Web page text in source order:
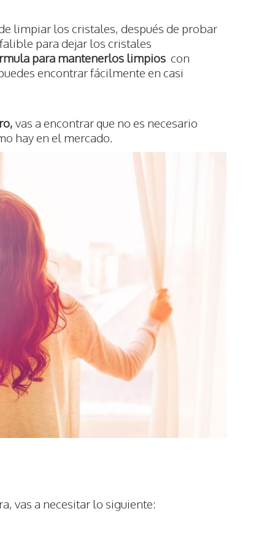
limpiar los cristales, después de probar
para dejar los cristales
para mantenerlos limpios con
encontrar fácilmente en casi
vas a encontrar que no es necesario
hay en el mercado.
vas a necesitar lo siguiente: